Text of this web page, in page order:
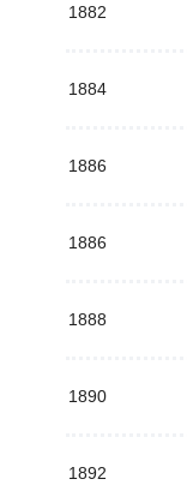
1882
1884
1886
1886
1888
1890
1892